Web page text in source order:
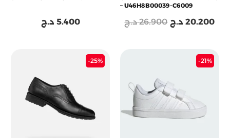
5.400 د.ج
– U46H8B00039-C6009
26.900 د.ج 20.200 د.ج
-25%
était :
20.200 د.ج.
-21%
était :
Le
prix